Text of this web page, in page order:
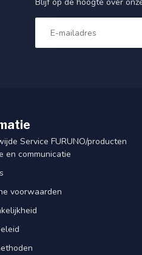
Service FURUNO/producten
en communicatie
voorwaarden